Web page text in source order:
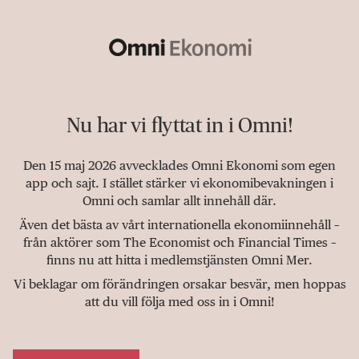
Nu har vi flyttat in i Omni!
Den 15 maj 2026 avvecklades Omni Ekonomi som egen
app och sajt. I stället stärker vi ekonomibevakningen i
Omni och samlar allt innehåll där.
Även det bästa av vårt internationella ekonomiinnehåll –
från aktörer som The Economist och Financial Times –
finns nu att hitta i medlemstjänsten Omni Mer.
Vi beklagar om förändringen orsakar besvär, men hoppas
att du vill följa med oss in i Omni!